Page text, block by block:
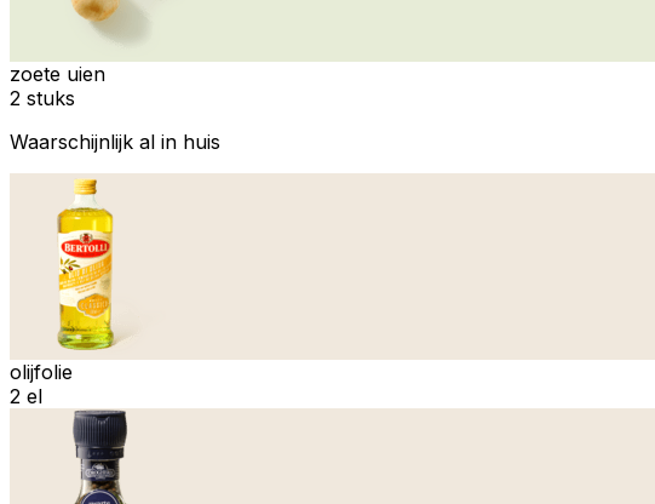
zoete uien
2 stuks
Waarschijnlijk al in huis
olijfolie
2 el